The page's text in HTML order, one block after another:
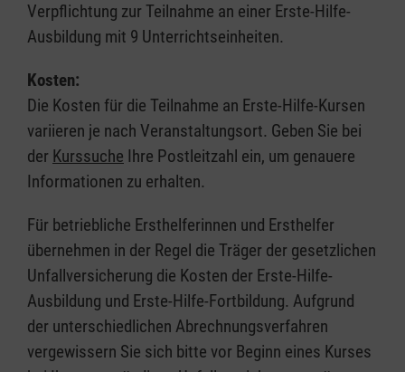
Verpflichtung zur Teilnahme an einer Erste-Hilfe-
Ausbildung mit 9 Unterrichtseinheiten.
Kosten:
Die Kosten für die Teilnahme an Erste-Hilfe-Kursen
variieren je nach Veranstaltungsort. Geben Sie bei
der Kurssuche Ihre Postleitzahl ein, um genauere
Informationen zu erhalten.
Für betriebliche Ersthelferinnen und Ersthelfer
übernehmen in der Regel die Träger der gesetzlichen
Unfallversicherung die Kosten der Erste-Hilfe-
Ausbildung und Erste-Hilfe-Fortbildung. Aufgrund
der unterschiedlichen Abrechnungsverfahren
vergewissern Sie sich bitte vor Beginn eines Kurses